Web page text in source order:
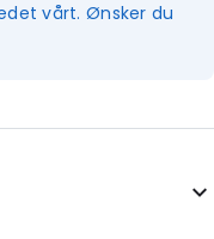
vårt. Ønsker du